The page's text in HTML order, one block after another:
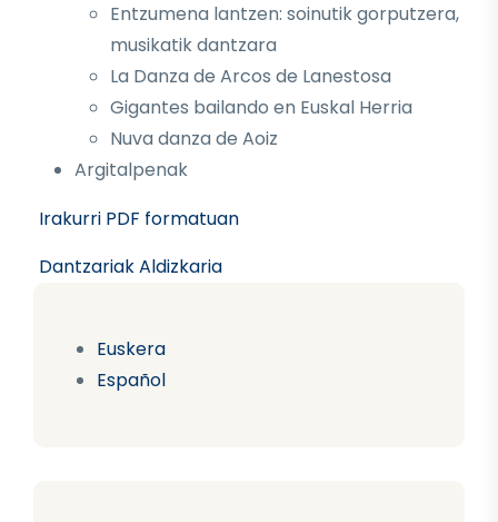
Euskera
Español
Entzumena lantzen: soinutik gorputzera,
musikatik dantzara
La Danza de Arcos de Lanestosa
Gigantes bailando en Euskal Herria
Nuva danza de Aoiz
Argitalpenak
Irakurri PDF formatuan
Dantzariak Aldizkaria